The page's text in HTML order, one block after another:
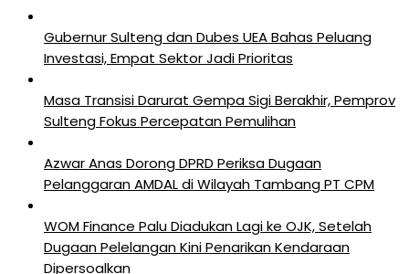
Gubernur Sulteng dan Dubes UEA Bahas Peluang
Investasi, Empat Sektor Jadi Prioritas
Masa Transisi Darurat Gempa Sigi Berakhir, Pemprov
Sulteng Fokus Percepatan Pemulihan
Azwar Anas Dorong DPRD Periksa Dugaan
Pelanggaran AMDAL di Wilayah Tambang PT CPM
‎WOM Finance Palu Diadukan Lagi ke OJK, Setelah
Dugaan Pelelangan Kini Penarikan Kendaraan
Dipersoalkan ‎